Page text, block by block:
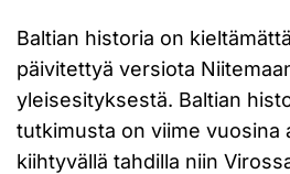
Baltian historia on
päivitettyä versiota
yleisesityksestä. Baltian
tutkimusta on viime vuosina
kiihtyvällä tahdilla niin